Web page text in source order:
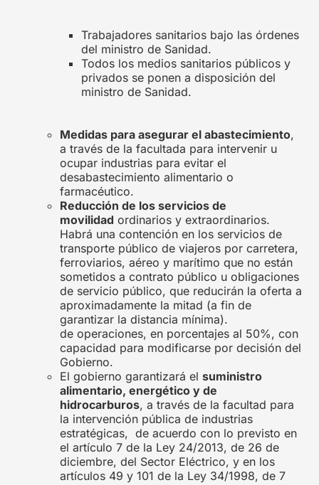
Trabajadores sanitarios bajo las órdenes
del ministro de Sanidad.
Todos los medios sanitarios públicos y
privados se ponen a disposición del
ministro de Sanidad.
Medidas para asegurar el abastecimiento,
a través de la facultada para intervenir u
ocupar industrias para evitar el
desabastecimiento alimentario o
farmacéutico.
Reducción de los servicios de
movilidad ordinarios y extraordinarios.
Habrá una contención en los servicios de
transporte público de viajeros por carretera,
ferroviarios, aéreo y marítimo que no están
sometidos a contrato público u obligaciones
de servicio público, que reducirán la oferta a
aproximadamente la mitad (a fin de
garantizar la distancia mínima).
de operaciones, en porcentajes al 50%, con
capacidad para modificarse por decisión del
Gobierno.
El gobierno garantizará el suministro
alimentario, energético y de
hidrocarburos, a través de la facultad para
la intervención pública de industrias
estratégicas, de acuerdo con lo previsto en
el artículo 7 de la Ley 24/2013, de 26 de
diciembre, del Sector Eléctrico, y en los
artículos 49 y 101 de la Ley 34/1998, de 7